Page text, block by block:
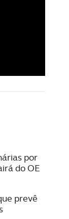
por
do OE
prevê